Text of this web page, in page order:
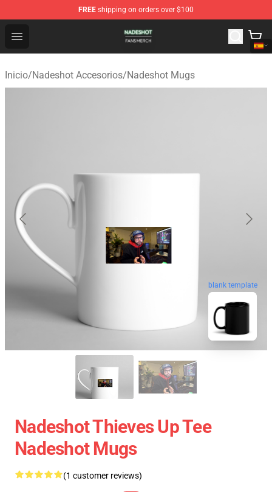
FREE shipping on orders over $100
Open menu
Nadeshot Shop - Official Nadeshot Merchandise Store
Inicio/Nadeshot Accesorios/Nadeshot Mugs
blank template
Nadeshot Thieves Up Tee
Nadeshot Mugs
(1 customer reviews)